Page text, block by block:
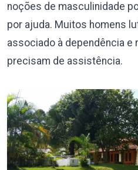
noções de masculinidade
por ajuda. Muitos homens
associado à dependência
precisam de assistência.